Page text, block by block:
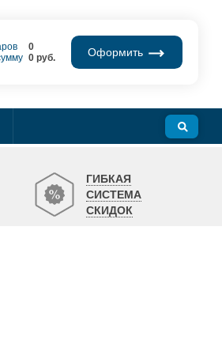
0
0руб. Оформить
ГИБКАЯ
СИСТЕМА
СКИДОК